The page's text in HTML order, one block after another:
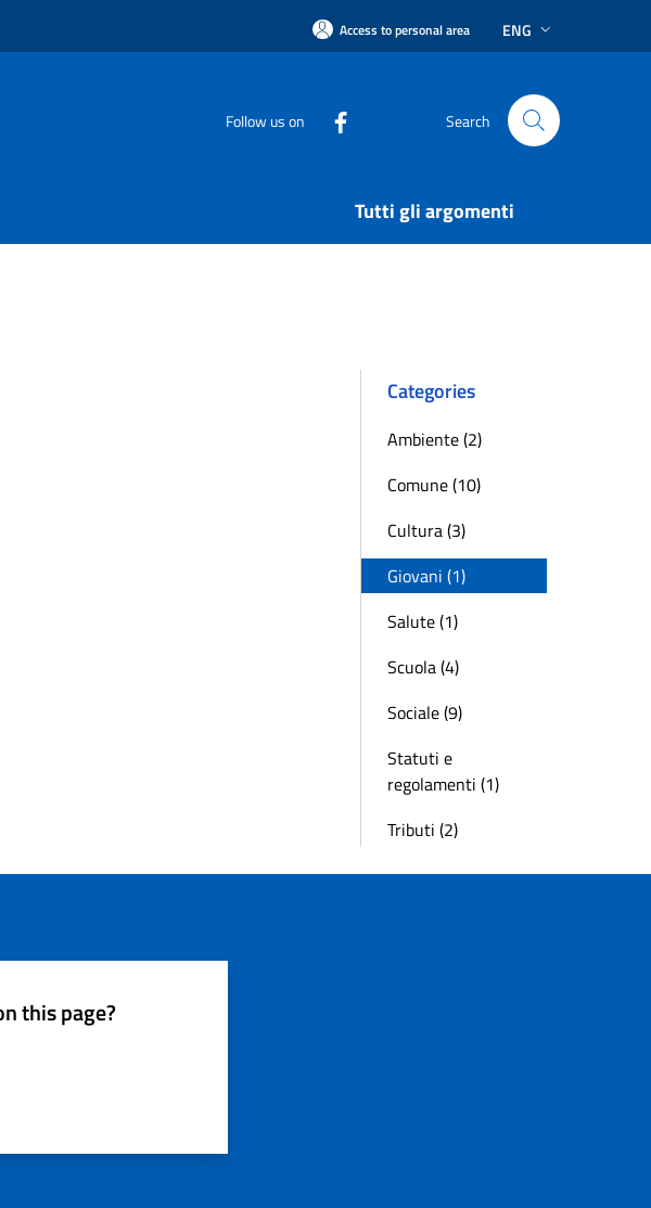
Access to personal area ENG
Follow us on Search
Tutti gli argomenti
Categories
Ambiente (2)
Comune (10)
Cultura (3)
Giovani (1)
Salute (1)
Scuola (4)
Sociale (9)
Statuti e
regolamenti (1)
Tributi (2)
this page?